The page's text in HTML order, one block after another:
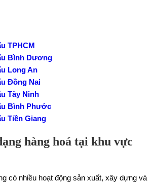
TPHCM
Bình Dương
Long An
Đồng Nai
Tây Ninh
Bình Phước
Tiền Giang
hàng hoá tại khu vực
có nhiều hoạt động sản xuất, xây dựng và